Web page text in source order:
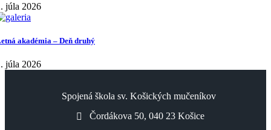
júla 2026
akadémia – Deň druhý
júla 2026
Spojená škola sv. Košických mučeníkov
Čordákova 50, 040 23 Košice